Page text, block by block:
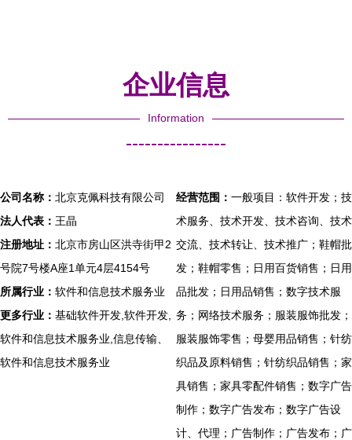
企业信息
Information
----------------
公司名称： 北京克佩科技有限公司
法人代表： 王晶
注册地址： 北京市房山区洪寺街甲2
号院7号楼A座1单元4层4154号
所属行业： 软件和信息技术服务业
更多行业： 基础软件开发,软件开发,
软件和信息技术服务业,信息传输、
软件和信息技术服务业
经营范围： 一般项目：软件开发；技
术服务、技术开发、技术咨询、技术
交流、技术转让、技术推广；鞋帽批
发；鞋帽零售；日用百货销售；日用
品批发；日用品销售；数字技术服
务；网络技术服务；服装服饰批发；
服装服饰零售；母婴用品销售；针纺
织品及原料销售；针纺织品销售；家
具销售；家具零配件销售；数字广告
制作；数字广告发布；数字广告设
计、代理；广告制作；广告发布；广